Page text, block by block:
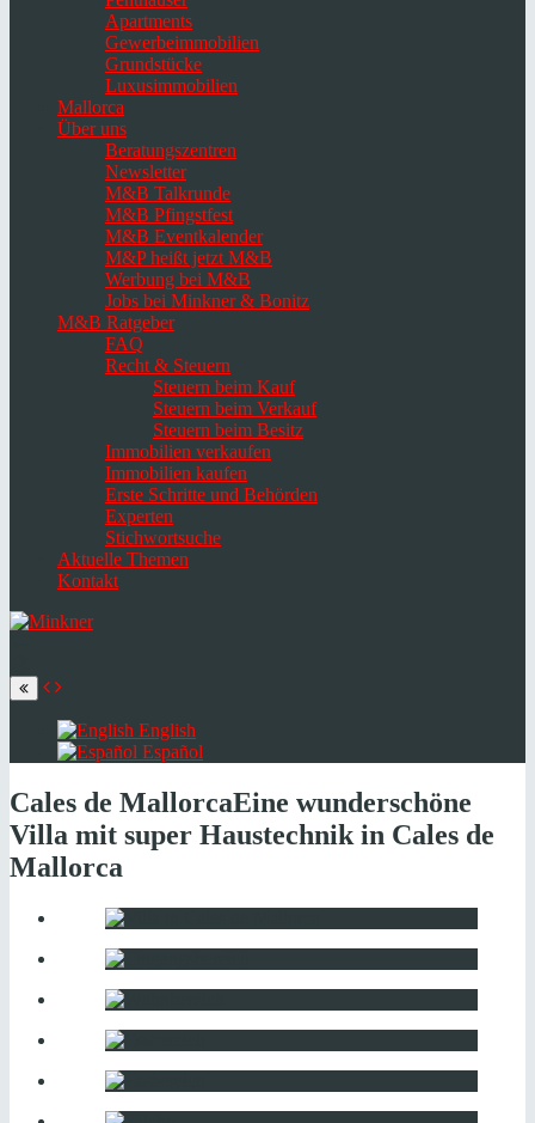
Apartments
Gewerbeimmobilien
Grundstücke
Luxusimmobilien
Mallorca
Über uns
Beratungszentren
Newsletter
M&B Talkrunde
M&B Pfingstfest
M&B Eventkalender
M&P heißt jetzt M&B
Werbung bei M&B
Jobs bei Minkner & Bonitz
M&B Ratgeber
FAQ
Recht & Steuern
Steuern beim Kauf
Steuern beim Verkauf
Steuern beim Besitz
Immobilien verkaufen
Immobilien kaufen
Erste Schritte und Behörden
Experten
Stichwortsuche
Aktuelle Themen
Kontakt
language
English
Español
Cales de MallorcaEine wunderschöne
Villa mit super Haustechnik in Cales de
Mallorca